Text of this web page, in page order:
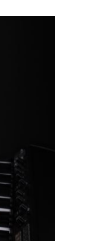
regard.